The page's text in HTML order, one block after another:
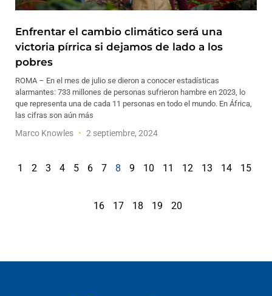
Enfrentar el cambio climático será una
victoria pírrica si dejamos de lado a los
pobres
ROMA – En el mes de julio se dieron a conocer estadísticas
alarmantes: 733 millones de personas sufrieron hambre en 2023, lo
que representa una de cada 11 personas en todo el mundo. En África,
las cifras son aún más
Marco Knowles 2 septiembre, 2024
1 2 3 4 5 6 7 8 9 10 11 12 13 14 15
16 17 18 19 20